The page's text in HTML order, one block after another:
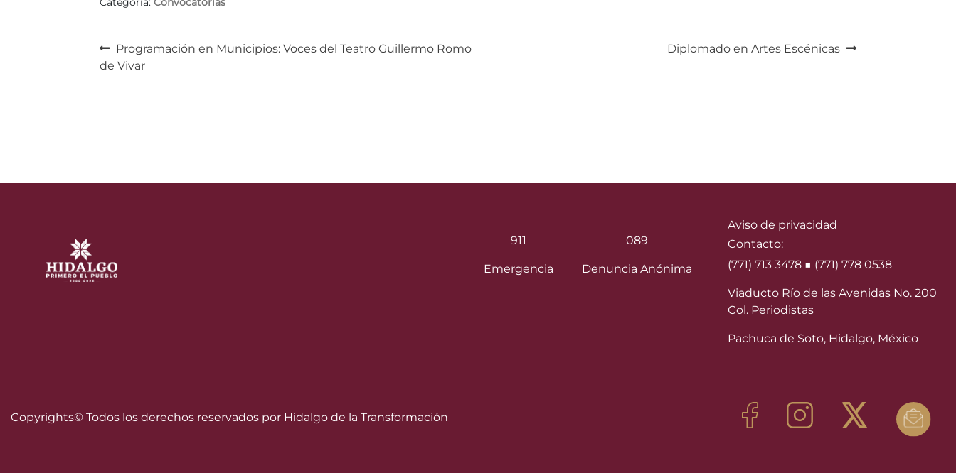
Navegación
Anterior:
Programación en Municipios: Voces del Teatro Guillermo Romo
de Vivar
Siguiente:
Diplomado en Artes Escénicas
911
Emergencia
089
Denuncia Anónima
Aviso de privacidad
Contacto:
(771) 713 3478 ■ (771) 778 0538
Viaducto Río de las Avenidas No. 200
Col. Periodistas
Pachuca de Soto, Hidalgo, México
Copyrights© Todos los derechos reservados por Hidalgo de la Transformación